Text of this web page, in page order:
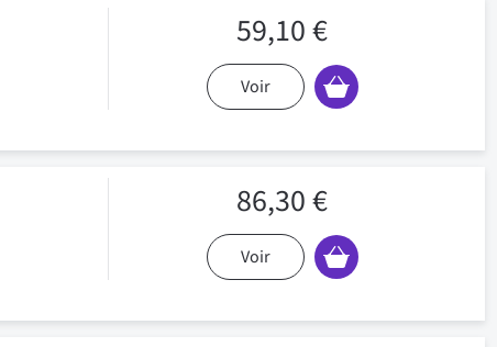
59,10 €
Voir
86,30 €
Voir